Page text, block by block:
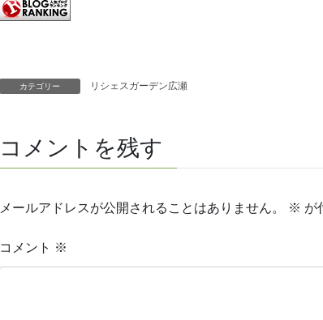
カテゴリー リシェスガーデン広瀬
コメントを残す
メールアドレスが公開されることはありません。 ※ が
コメント ※